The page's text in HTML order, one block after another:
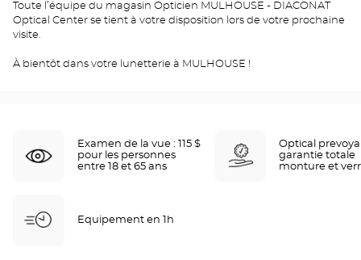
Toute l’équipe du magasin Opticien MULHOUSE - DIACONAT
Optical Center se tient à votre disposition lors de votre prochaine
visite.
À bientôt dans votre lunetterie à MULHOUSE !
Examen de la vue : 115 $
pour les personnes
entre 18 et 65 ans
Optical
garantie totale
monture et
Equipement en 1h